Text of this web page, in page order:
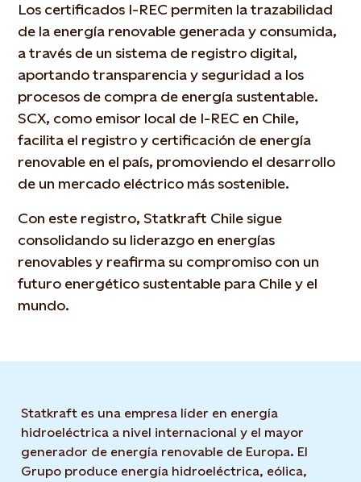
Los certificados I-REC permiten la trazabilidad
de la energía renovable generada y consumida,
a través de un sistema de registro digital,
aportando transparencia y seguridad a los
procesos de compra de energía sustentable.
SCX, como emisor local de I-REC en Chile,
facilita el registro y certificación de energía
renovable en el país, promoviendo el desarrollo
de un mercado eléctrico más sostenible.
Con este registro, Statkraft Chile sigue
consolidando su liderazgo en energías
renovables y reafirma su compromiso con un
futuro energético sustentable para Chile y el
mundo.
Statkraft es una empresa líder en energía
hidroeléctrica a nivel internacional y el mayor
generador de energía renovable de Europa. El
Grupo produce energía hidroeléctrica, eólica,